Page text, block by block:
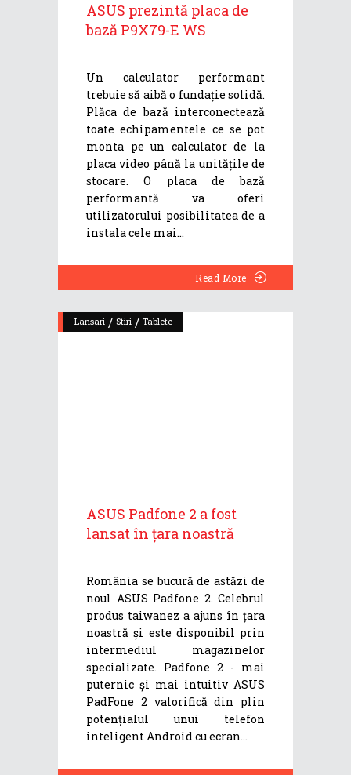
ASUS prezintă placa de
bază P9X79-E WS
Un calculator performant
trebuie să aibă o fundație solidă.
Plăca de bază interconectează
toate echipamentele ce se pot
monta pe un calculator de la
placa video până la unitățile de
stocare. O placa de bază
performantă va oferi
utilizatorului posibilitatea de a
instala cele mai
Read More
Lansari / Stiri / Tablete
ASUS Padfone 2 a fost
lansat în țara noastră
România se bucură de astăzi de
noul ASUS Padfone 2. Celebrul
produs taiwanez a ajuns în țara
noastră și este disponibil prin
intermediul magazinelor
specializate. Padfone 2 - mai
puternic și mai intuitiv ASUS
PadFone 2 valorifică din plin
potențialul unui telefon
inteligent Android cu ecran